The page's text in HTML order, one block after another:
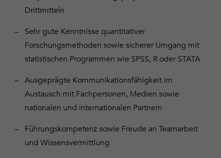
Drittmitteln
Sehr gute Kenntnisse quantitativer
Forschungsmethoden sowie sicherer Umgang mit
statistischen Programmen wie SPSS, R oder STATA
Ausgeprägte Kommunikationsfähigkeit im
Austausch mit Fachpersonen, Medien sowie
nationalen und internationalen Partnern
Führungskompetenz sowie Freude an Teamarbeit
und Wissensvermittlung